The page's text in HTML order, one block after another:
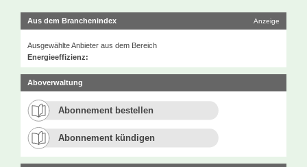
Aus dem Branchenindex Anzeige
Ausgewählte Anbieter aus dem Bereich
Energieeffizienz:
Aboverwaltung
Abonnement bestellen
Abonnement kündigen